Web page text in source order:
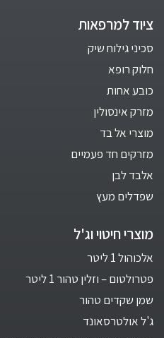
ציוד למרפאות
סכיני גילוח שיק
חלוק רופא
כובע אחות
מזרק אינסולין
מוצרי אל בד
מזרקים חד פעמיים
אלבד לבן
שפדלים מעץ
מוצרי חיטוי וג'ל
אלכוהול 1 ליטר
פטרולטום – וזלין טהור 1 ליטר
שמן שקדים טהור
ג'ל אולטרסאונד